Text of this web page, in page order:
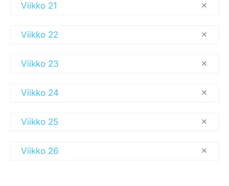
Viikko 21
Viikko 22
Viikko 23
Viikko 24
Viikko 25
Viikko 26